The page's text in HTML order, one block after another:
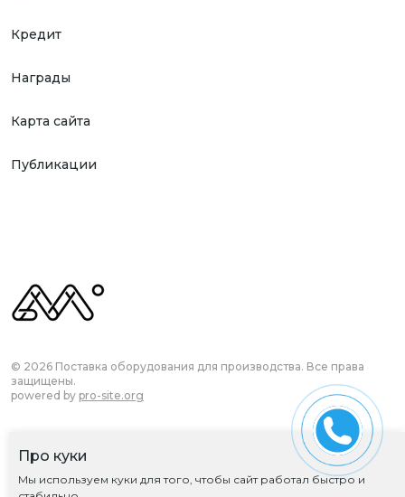
Кредит
Награды
Карта сайта
Публикации
© 2026 Поставка оборудования для производства. Все права
защищены.
powered by pro-site.org
Политика обработки ПД
Про куки
Мы используем куки для того, чтобы сайт работал быстро и